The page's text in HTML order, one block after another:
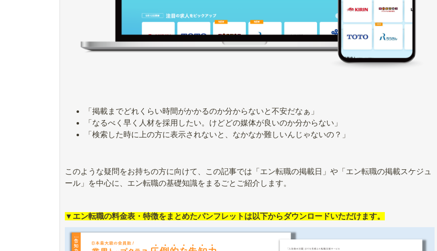
「掲載までどれくらい時間がかかるのか分からないと不安だなぁ」
「なるべく早く人材を採用したい。けどどの媒体が良いのか分からない」
「検索した時に上の方に表示されないと、なかなか難しいんじゃないの？」
このような疑問をお持ちの方に向けて、この記事では「エン転職の掲載日」や「エン転職の掲載スケジュ
ール」を中心に、エン転職の基礎知識をまるごとご紹介します。
▼エン転職の料金表・特徴をまとめたパンフレットは以下からダウンロードいただけます。